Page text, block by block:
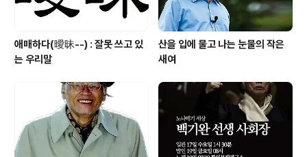
애매하다(曖昧--) : 잘못 쓰고 있
는 우리말
산을 입에 물고 나는 눈물의 작은
새여